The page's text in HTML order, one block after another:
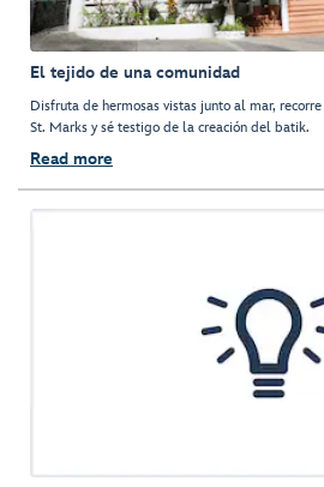
El tejido de una comunidad
Disfruta de hermosas vistas junto al mar,
St. Marks y sé testigo de la creación del batik.
Read more